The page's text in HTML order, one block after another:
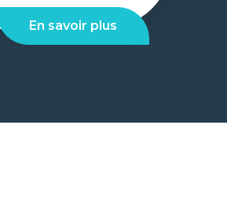
En savoir plus